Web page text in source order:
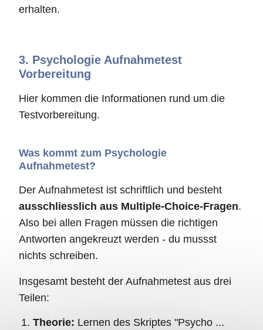
erhalten.
3. Psychologie Aufnahmetest
Vorbereitung
Hier kommen die Informationen rund um die
Testvorbereitung.
Was kommt zum Psychologie
Aufnahmetest?
Der Aufnahmetest ist schriftlich und besteht
ausschliesslich aus Multiple-Choice-Fragen.
Also bei allen Fragen müssen die richtigen
Antworten angekreuzt werden - du mussst
nichts schreiben.
Insgesamt besteht der Aufnahmetest aus drei
Teilen:
Theorie: Lernen des Skriptes "Psycho ...